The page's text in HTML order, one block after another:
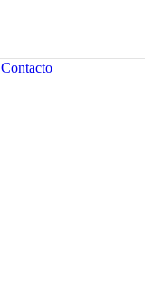
Contacto